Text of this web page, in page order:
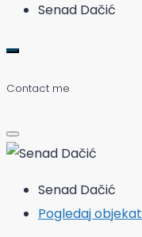
Senad Dačić
Contact me
Senad Dačić
Pogledaj objekat